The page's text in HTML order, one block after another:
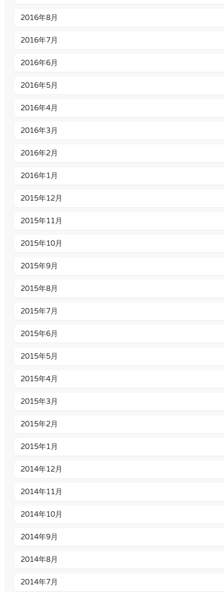
2016年8月
2016年7月
2016年6月
2016年5月
2016年4月
2016年3月
2016年2月
2016年1月
2015年12月
2015年11月
2015年10月
2015年9月
2015年8月
2015年7月
2015年6月
2015年5月
2015年4月
2015年3月
2015年2月
2015年1月
2014年12月
2014年11月
2014年10月
2014年9月
2014年8月
2014年7月